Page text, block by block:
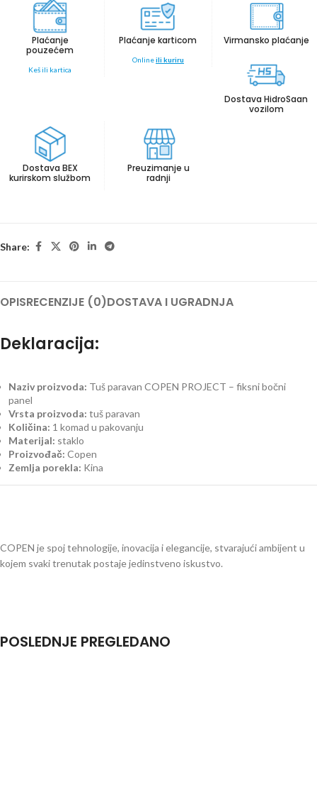
Plaćanje
pouzećem
Keš ili kartica
Plaćanje karticom
Onlineili kuriru
Virmansko plaćanje
Dostava HidroSaan
vozilom
Dostava BEX
kurirskom službom
Preuzimanje u
radnji
Share:
OPISRECENZIJE (0)DOSTAVA I UGRADNJA
Deklaracija:
Naziv proizvoda: Tuš paravan COPEN PROJECT – fiksni bočni
panel
Vrsta proizvoda: tuš paravan
Količina: 1 komad u pakovanju
Materijal: staklo
Proizvođač: Copen
Zemlja porekla: Kina
COPEN je spoj tehnologije, inovacija i elegancije, stvarajući ambijent u
kojem svaki trenutak postaje jedinstveno iskustvo.
POSLEDNJE PREGLEDANO